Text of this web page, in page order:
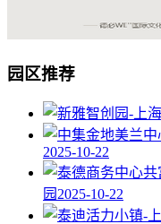
园区推荐
2025-10-22
园 2025-10-22